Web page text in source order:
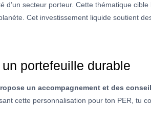
d’un secteur porteur. Cette thématique
Cet investissement liquide soutient
portefeuille durable
un accompagnement et des
cette personnalisation pour ton PER, tu